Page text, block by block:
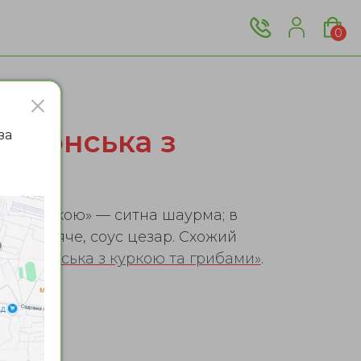
0
з
з куркою» — ситна шаурма; в
куряче, соус цезар. Схожий
японська з куркою та грибами».